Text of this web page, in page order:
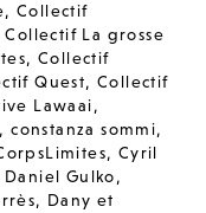
,Collectif
Collectif La grosse
,Collectif
Quest,Collectif
Lawaai,
,constanza sommi,
, Cyril
Daniel Gulko,
, Dany et